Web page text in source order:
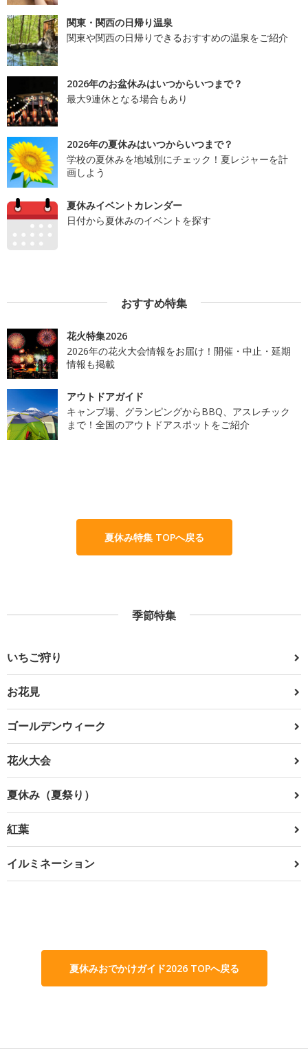
関東・関西の日帰り温泉
関東や関西の日帰りできるおすすめの温泉をご紹介
2026年のお盆休みはいつからいつまで？
最大9連休となる場合もあり
2026年の夏休みはいつからいつまで？
学校の夏休みを地域別にチェック！夏レジャーを計
画しよう
夏休みイベントカレンダー
日付から夏休みのイベントを探す
おすすめ特集
花火特集2026
2026年の花火大会情報をお届け！開催・中止・延期
情報も掲載
アウトドアガイド
キャンプ場、グランピングからBBQ、アスレチック
まで！全国のアウトドアスポットをご紹介
夏休み特集 TOPへ戻る
季節特集
いちご狩り
お花見
ゴールデンウィーク
花火大会
夏休み（夏祭り）
紅葉
イルミネーション
夏休みおでかけガイド2026 TOPへ戻る